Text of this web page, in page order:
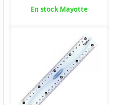
En stock Mayotte